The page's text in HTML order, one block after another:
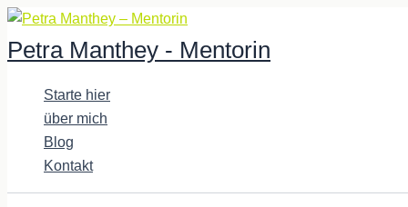
Zum
Inhalt
springen
Petra Manthey - Mentorin
Starte hier
über mich
Blog
Kontakt